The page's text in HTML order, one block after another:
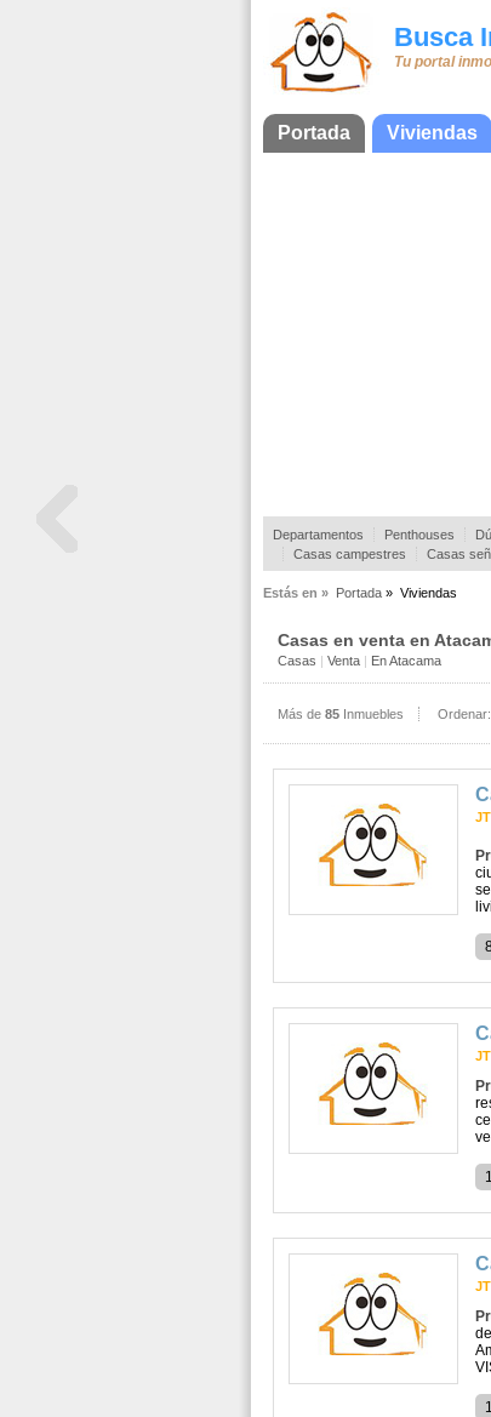
Busca
Tu portal
Portada Viviendas
Departamentos Penthouses
Casas campestres
Casas
Estás en » Portada » Viviendas
Casas en venta en
Casas | Venta | En Atacama
Más de 85 Inmuebles Ordenar: